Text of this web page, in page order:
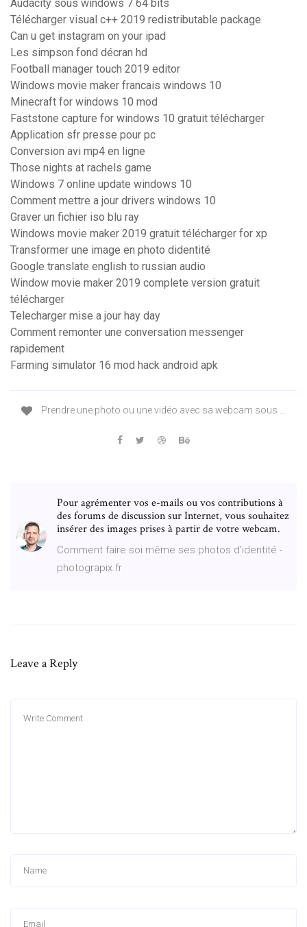
Audacity sous windows 7 64 bits
Télécharger visual c++ 2019 redistributable package
Can u get instagram on your ipad
Les simpson fond décran hd
Football manager touch 2019 editor
Windows movie maker francais windows 10
Minecraft for windows 10 mod
Faststone capture for windows 10 gratuit télécharger
Application sfr presse pour pc
Conversion avi mp4 en ligne
Those nights at rachels game
Windows 7 online update windows 10
Comment mettre a jour drivers windows 10
Graver un fichier iso blu ray
Windows movie maker 2019 gratuit télécharger for xp
Transformer une image en photo didentité
Google translate english to russian audio
Window movie maker 2019 complete version gratuit
télécharger
Telecharger mise a jour hay day
Comment remonter une conversation messenger
rapidement
Farming simulator 16 mod hack android apk
Prendre une photo ou une vidéo avec sa webcam sous ...
Pour agrémenter vos e-mails ou vos contributions à
des forums de discussion sur Internet, vous souhaitez
insérer des images prises à partir de votre webcam.
Comment faire soi même ses photos d'identité -
photograpix.fr
Leave a Reply